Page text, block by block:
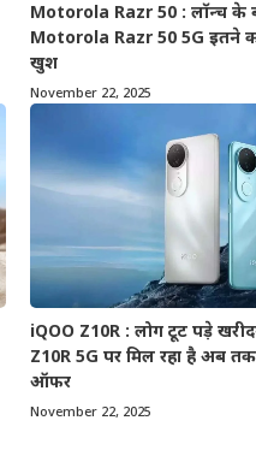
Motorola Razr 50 : लॉन्च के
Motorola Razr 50 5G इतने
खुश
November 22, 2025
iQOO Z10R : लोग टूट पड़े
Z10R 5G पर मिल रहा है अब
ऑफर
November 22, 2025